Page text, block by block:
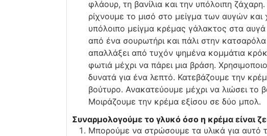
φλάουρ, τη βανίλια και την υπόλοιπη
ρίχνουμε το μισό στο μείγμα των αυγών
υπόλοιπο μείγμα κρέμας γάλακτος στα
από ένα σουρωτήρι και πάλι στην
απαλλάξει από τυχόν ψημένα κομμάτια
φωτιά μέχρι να πάρει μια βράση.
δυνατά για ένα λεπτό. Κατεβάζουμε την
βούτυρο. Ανακατεύουμε μέχρι να λιώσει το
Μοιράζουμε την κρέμα εξίσου σε δύο μπολ.
Συναρμολογούμε το γλυκό όσο η κρέμα είναι
Μπορούμε να στρώσουμε τα υλικά για αυτό